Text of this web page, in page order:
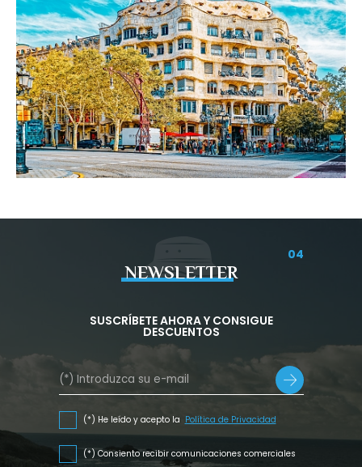
04
NEWSLETTER
SUSCRÍBETE AHORA Y CONSIGUE
DESCUENTOS
(*) He leído y acepto la Política de Privacidad
(*) Consiento recibir comunicaciones comerciales